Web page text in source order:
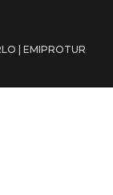
| EMIPROTUR